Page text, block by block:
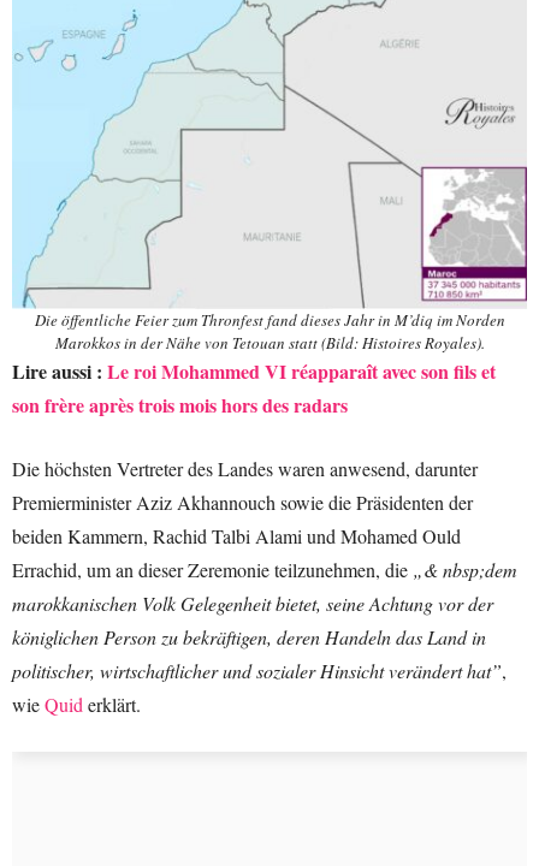
Die öffentliche Feier zum Thronfest fand dieses Jahr in M’diq im Norden
Marokkos in der Nähe von Tetouan statt (Bild: Histoires Royales).
Lire aussi : Le roi Mohammed VI réapparaît avec son fils et
son frère après trois mois hors des radars
Die höchsten Vertreter des Landes waren anwesend, darunter
Premierminister Aziz Akhannouch sowie die Präsidenten der
beiden Kammern, Rachid Talbi Alami und Mohamed Ould
Errachid, um an dieser Zeremonie teilzunehmen, die „& nbsp;dem
marokkanischen Volk Gelegenheit bietet, seine Achtung vor der
königlichen Person zu bekräftigen, deren Handeln das Land in
politischer, wirtschaftlicher und sozialer Hinsicht verändert hat”,
wieQuid erklärt.